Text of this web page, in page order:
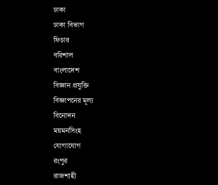
ঢাকা
ঢাকা বিভাগ
ফিচার
বরিশাল
বাংলাদেশ
বিজ্ঞান প্রযুক্তি
বিজ্ঞাপনের মূল্য
বিনোদন
ময়মনসিংহ
যোগাযোগ
রংপুর
রাজশাহী